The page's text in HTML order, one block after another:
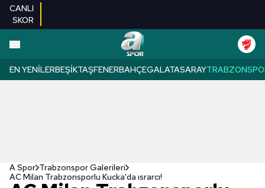
CANLI
SKOR
EN YENILERBEŞIKTAŞFENERBAHÇEGALATASARAY
A Spor Trabzonspor Galerileri
AC Milan Trabzonsporlu Kucka'da ısrarcı!